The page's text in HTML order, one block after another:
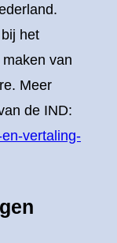
het
van
Meer
de IND:
vertaling-